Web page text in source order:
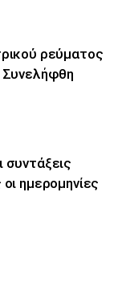
ρεύματος
συντάξεις
ημερομηνίες